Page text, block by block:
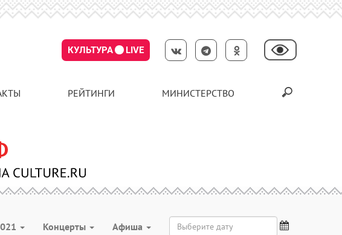
КУЛЬТУРА LIVE
РЕЙТИНГИ МИНИСТЕРСТВО
Концерты Aфиша